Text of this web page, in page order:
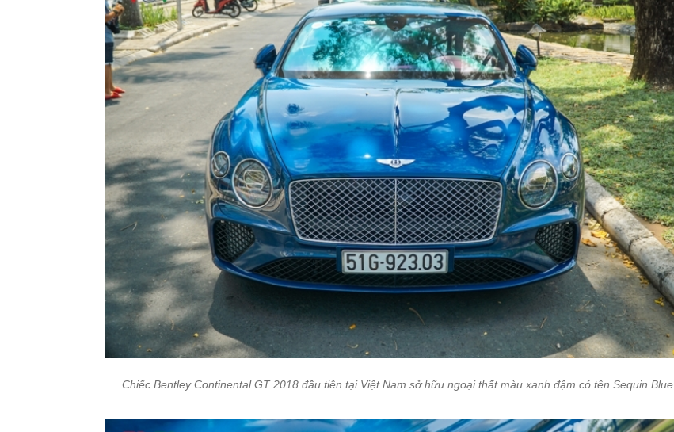
Chiếc Bentley Continental GT 2018 đầu tiên tại Việt Nam sở hữu ngoại thất màu xanh đậm có tên Sequin Blue